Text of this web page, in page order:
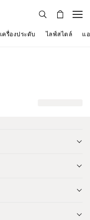
เครื่องประดับ ไลฟ์สไตล์ แ